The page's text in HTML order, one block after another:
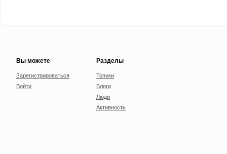
Вы можете
Зарегистрироваться
Войти
Разделы
Топики
Блоги
Люди
Активность